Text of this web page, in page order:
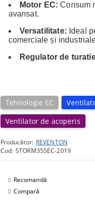
Motor EC: Consum
avansat.
Versatilitate: Ideal
comerciale și
Regulator de
Tehnologie EC
Ventilator de acoperis
Producător: REVENTON
Cod: STORM355EC-2019
Recomandă
Compară